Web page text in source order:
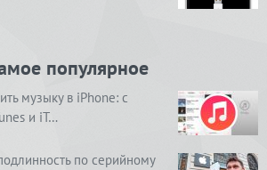
популярное
музыку в iPhone: с
и iT…
по серийному